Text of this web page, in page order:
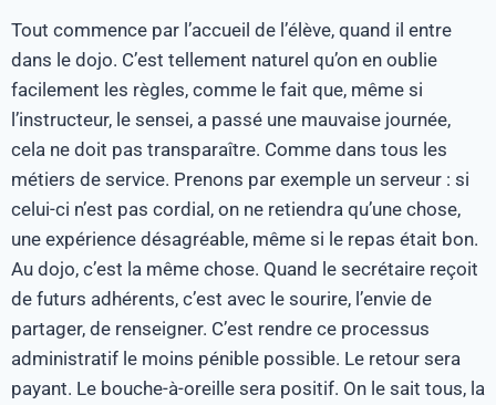
Tout commence par l’accueil de l’élève, quand il entre
dans le dojo. C’est tellement naturel qu’on en oublie
facilement les règles, comme le fait que, même si
l’instructeur, le sensei, a passé une mauvaise journée,
cela ne doit pas transparaître. Comme dans tous les
métiers de service. Prenons par exemple un serveur : si
celui-ci n’est pas cordial, on ne retiendra qu’une chose,
une expérience désagréable, même si le repas était bon.
Au dojo, c’est la même chose. Quand le secrétaire reçoit
de futurs adhérents, c’est avec le sourire, l’envie de
partager, de renseigner. C’est rendre ce processus
administratif le moins pénible possible. Le retour sera
payant. Le bouche-à-oreille sera positif. On le sait tous, la